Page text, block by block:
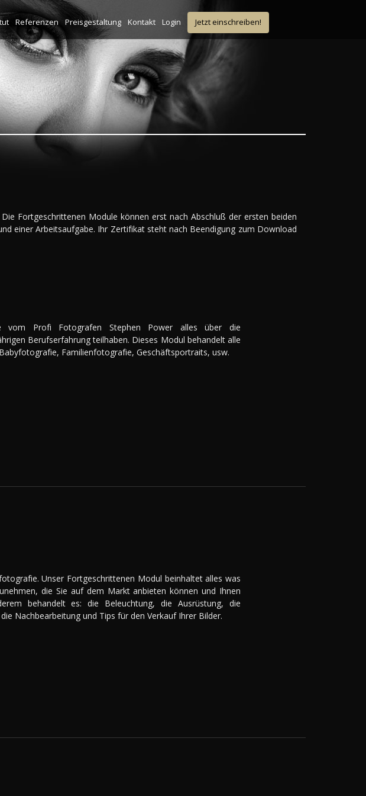
Referenzen Preisgestaltung Kontakt Login Jetzt einschreiben!
Fortgeschrittenen Module können erst nach Abschluß der ersten beiden
einer Arbeitsaufgabe. Ihr Zertifikat steht nach Beendigung zum Download
vom Profi Fotografen Stephen Power alles über die
Berufserfahrung teilhaben. Dieses Modul behandelt alle
Familienfotografie, Geschäftsportraits, usw.
Unser Fortgeschrittenen Modul beinhaltet alles was
die Sie auf dem Markt anbieten können und Ihnen
behandelt es: die Beleuchtung, die Ausrüstung, die
Nachbearbeitung und Tips für den Verkauf Ihrer Bilder.